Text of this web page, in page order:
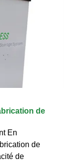
de
En
de
de